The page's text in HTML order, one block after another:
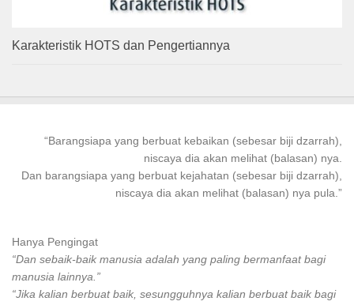
Karakteristik HOTS dan Pengertiannya
“Barangsiapa yang berbuat kebaikan (sebesar biji dzarrah),
niscaya dia akan melihat (balasan) nya.
Dan barangsiapa yang berbuat kejahatan (sebesar biji dzarrah),
niscaya dia akan melihat (balasan) nya pula.”
Hanya Pengingat
“Dan sebaik-baik manusia adalah yang paling bermanfaat bagi
manusia lainnya.”
“Jika kalian berbuat baik, sesungguhnya kalian berbuat baik bagi